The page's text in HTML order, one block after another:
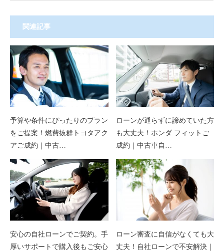
関連記事
予算や条件にぴったりのプラン
をご提案！燃費抜群トヨタアク
アご成約｜中古…
ローンが通らずに諦めていた方
も大丈夫！ホンダ フィットご
成約｜中古車自…
安心の自社ローンでご契約。手
厚いサポートで購入後もご安心
ローン審査に自信がなくても大
丈夫！自社ローンで不安解決｜